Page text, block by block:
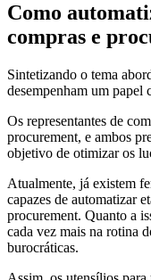
Como
compras e
Sintetizando o tema
desempenham um papel
Os representantes de
procurement, e ambos
objetivo de otimizar os
Atualmente, já existem
capazes de automatizar
procurement. Quanto a
cada vez mais na rotina
burocráticas.